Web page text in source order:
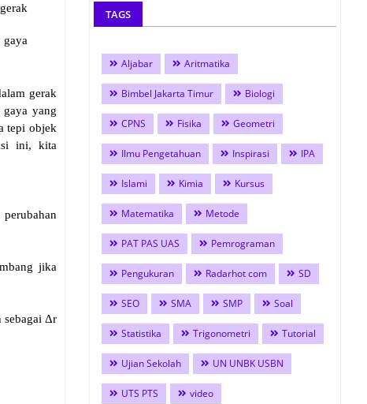
gaya
gerak
yang
tepi objek
ini, kita
jika
sebagai Δr
TAGS
Aljabar Aritmatika
Bimbel Jakarta Timur Biologi
CPNS Fisika Geometri
Ilmu Pengetahuan Inspirasi IPA
Islami Kimia Kursus
Matematika Metode
PAT PAS UAS Pemrograman
Pengukuran Radarhot com SD
SEO SMA SMP Soal
Statistika Trigonometri Tutorial
Ujian Sekolah UN UNBK USBN
UTS PTS video